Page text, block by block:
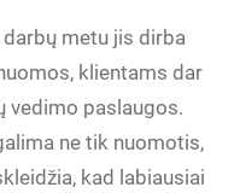
metu jis dirba
klientams dar
vedimo paslaugos.
ne tik nuomotis,
kad labiausiai